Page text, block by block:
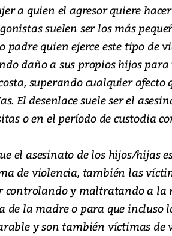
a quien el agresor quiere
suelen ser los más
padre quien ejerce este tipo de
daño a sus propios hijos
superando cualquier afecto
El desenlace suele ser el
o en el período de custodia
el asesinato de los hijos/hijas
de violencia, también las
controlando y maltratando a la
de la madre o para que incluso
y son también víctimas de